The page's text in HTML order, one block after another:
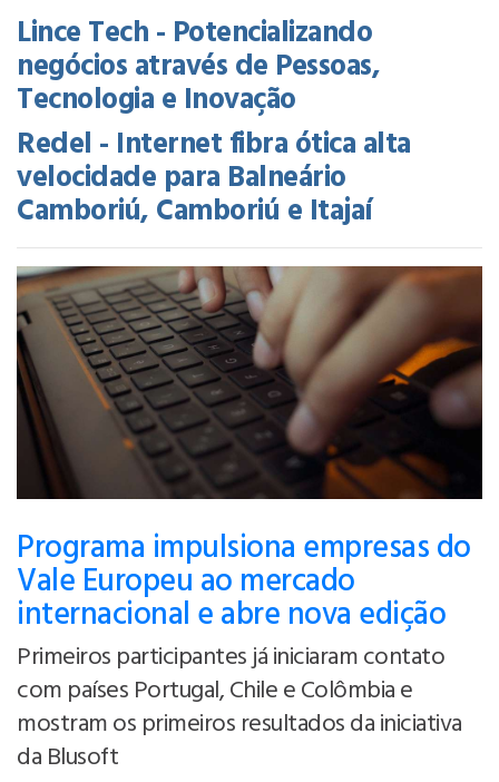
Lince Tech - Potencializando
negócios através de Pessoas,
Tecnologia e Inovação
Redel - Internet fibra ótica alta
velocidade para Balneário
Camboriú, Camboriú e Itajaí
Programa impulsiona empresas do
Vale Europeu ao mercado
internacional e abre nova edição
Primeiros participantes já iniciaram contato
com países Portugal, Chile e Colômbia e
mostram os primeiros resultados da iniciativa
da Blusoft